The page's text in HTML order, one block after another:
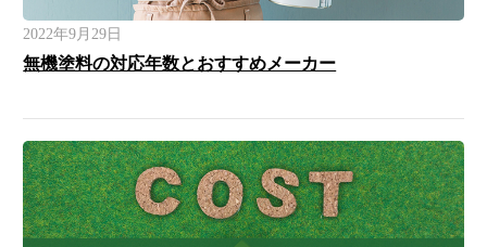
2022年9月29日
無機塗料の対応年数とおすすめメーカー